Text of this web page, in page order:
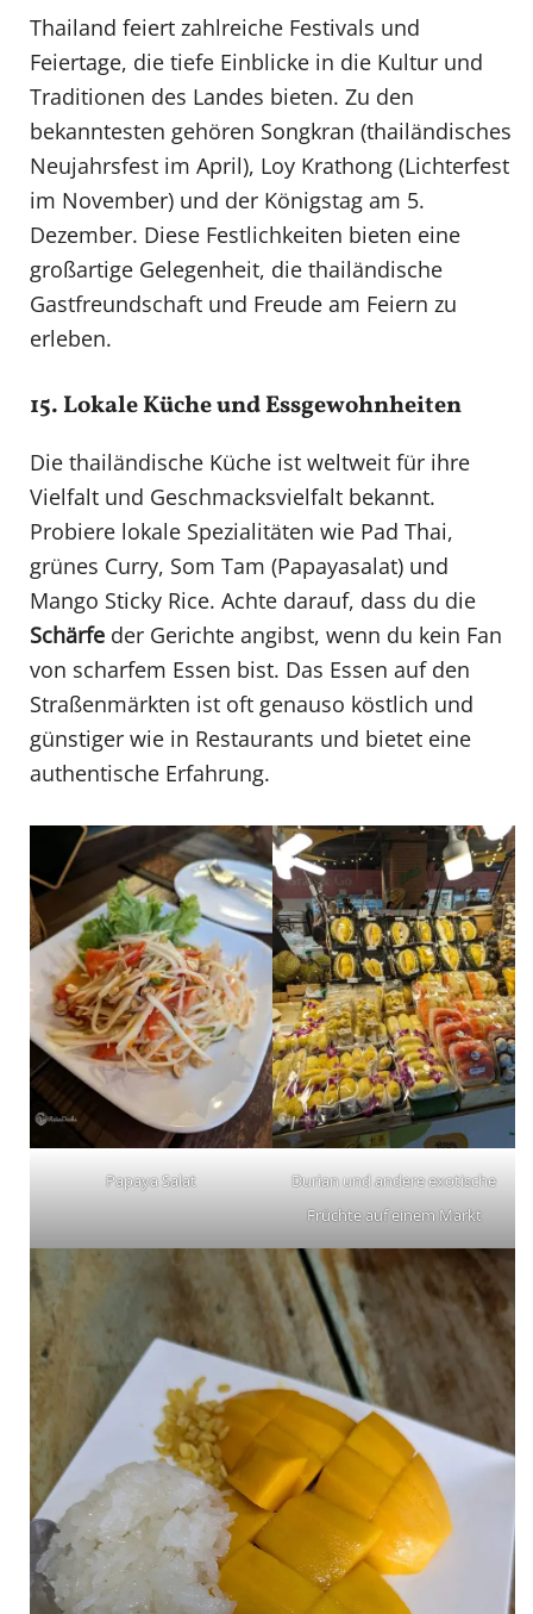
Thailand feiert zahlreiche Festivals und
Feiertage, die tiefe Einblicke in die Kultur und
Traditionen des Landes bieten. Zu den
bekanntesten gehören Songkran (thailändisches
Neujahrsfest im April), Loy Krathong (Lichterfest
im November) und der Königstag am 5.
Dezember. Diese Festlichkeiten bieten eine
großartige Gelegenheit, die thailändische
Gastfreundschaft und Freude am Feiern zu
erleben.
15. Lokale Küche und Essgewohnheiten
Die thailändische Küche ist weltweit für ihre
Vielfalt und Geschmacksvielfalt bekannt.
Probiere lokale Spezialitäten wie Pad Thai,
grünes Curry, Som Tam (Papayasalat) und
Mango Sticky Rice. Achte darauf, dass du die
Schärfeder Gerichte angibst, wenn du kein Fan
von scharfem Essen bist. Das Essen auf den
Straßenmärkten ist oft genauso köstlich und
günstiger wie in Restaurants und bietet eine
authentische Erfahrung.
Papaya Salat
Durian und andere exotische
Früchte auf einem Markt